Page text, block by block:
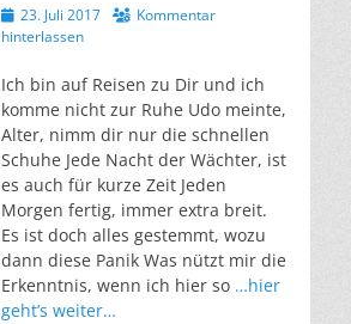
Veröffentlicht
am
23. Juli 2017
Kommentar
hinterlassen
Ich bin auf Reisen zu Dir und ich
komme nicht zur Ruhe Udo meinte,
Alter, nimm dir nur die schnellen
Schuhe Jede Nacht der Wächter, ist
es auch für kurze Zeit Jeden
Morgen fertig, immer extra breit.
Es ist doch alles gestemmt, wozu
dann diese Panik Was nützt mir die
Erkenntnis, wenn ich hier so …hier
geht’s weiter…